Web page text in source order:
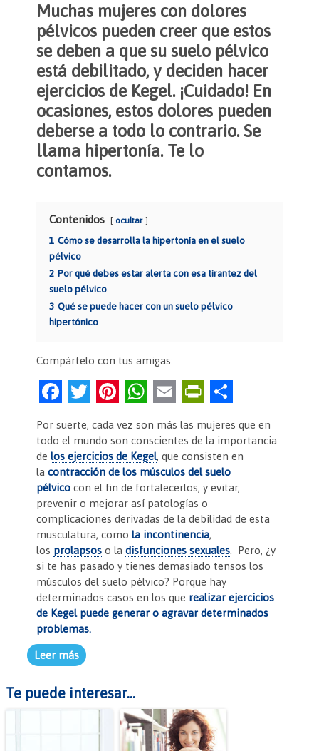
Muchas mujeres con dolores
pélvicos pueden creer que estos
se deben a que su suelo pélvico
está debilitado, y deciden hacer
ejercicios de Kegel. ¡Cuidado! En
ocasiones, estos dolores pueden
deberse a todo lo contrario. Se
llama hipertonía. Te lo
contamos.
Contenidos ocultar
1 Cómo se desarrolla la hipertonía en el suelo
pélvico
2 Por qué debes estar alerta con esa tirantez del
suelo pélvico
3 Qué se puede hacer con un suelo pélvico
hipertónico
Compártelo con tus amigas:
F
c
e
b
o
o
k
T
w
itt
er
Pi
er
es
t
W
at
s
A
p
p
E
m
ai
l
Pr
in
tF
ri
e
n
dl
y
m
p
ar
Por suerte, cada vez son más las mujeres que en
todo el mundo son conscientes de la importancia
delosejercicios de Kegel, que consisten en
lacontracción de los músculos del suelo
pélvico con el fin de fortalecerlos, y evitar,
prevenir o mejorar así patologías o
complicaciones derivadas de la debilidad de esta
musculatura, comola incontinencia,
los prolapsos o ladisfunciones sexuales . Pero, ¿y
si te has pasado y tienes demasiado tensos los
músculos del suelo pélvico? Porque hay
determinados casos en los que realizar ejercicios
de Kegel puede generar o agravar determinados
problemas.
Leer más
Te puede interesar...